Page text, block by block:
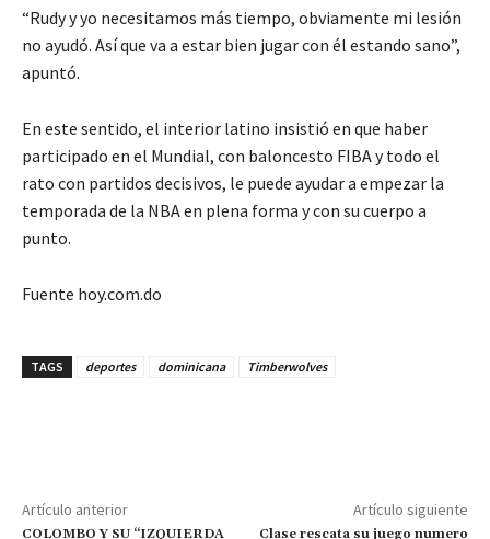
“Rudy y yo necesitamos más tiempo, obviamente mi lesión
no ayudó. Así que va a estar bien jugar con él estando sano”,
apuntó.
En este sentido, el interior latino insistió en que haber
participado en el Mundial, con baloncesto FIBA y todo el
rato con partidos decisivos, le puede ayudar a empezar la
temporada de la NBA en plena forma y con su cuerpo a
punto.
Fuente hoy.com.do
TAGS deportes dominicana Timberwolves
Artículo anterior
COLOMBO Y SU “IZQUIERDA
Artículo siguiente
Clase rescata su juego numero